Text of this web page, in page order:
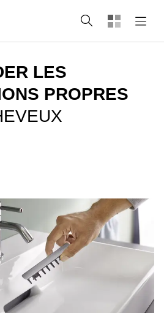
rechercher
LES
PROPRES